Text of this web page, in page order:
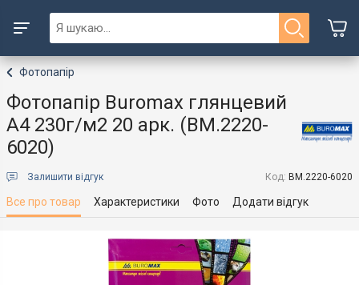
Фотопапір
Фотопапір Buromax глянцевий
А4 230г/м2 20 арк. (BM.2220-
6020)
Залишити відгук Код: BM.2220-6020
Все про товар Характеристики Фото Додати відгук